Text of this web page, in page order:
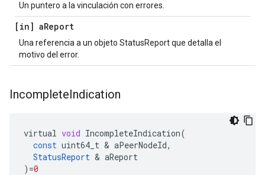
Un puntero a la vinculación con errores.
[in] aReport
Una referencia a un objeto StatusReport que detalla el
motivo del error.
IncompleteIndication
virtual void IncompleteIndication(
const uint64_t & aPeerNodeId,
StatusReport & aReport
) =0